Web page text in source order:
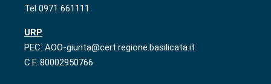
Tel 0971 661111
URP
PEC: AOO-giunta@cert.regione.basilicata.it
C.F. 80002950766